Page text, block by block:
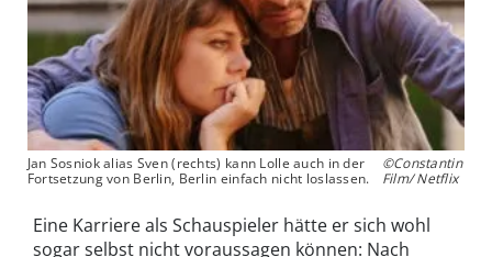
Jan Sosniok alias Sven (rechts) kann Lolle auch in der
Fortsetzung von Berlin, Berlin einfach nicht loslassen.
©Constantin
Film/ Netflix
Eine Karriere als Schauspieler hätte er sich wohl
sogar selbst nicht voraussagen können: Nach